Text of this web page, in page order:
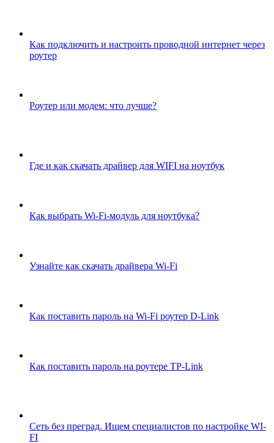
Как подключить и настроить проводной интернет через
роутер
Роутер или модем: что лучше?
Где и как скачать драйвер для WIFI на ноутбук
Как выбрать Wi-Fi-модуль для ноутбука?
Узнайте как скачать драйвера Wi-Fi
Как поставить пароль на Wi-Fi роутер D-Link
Как поставить пароль на роутере TP-Link
Сеть без преград. Ищем специалистов по настройке WI-
FI